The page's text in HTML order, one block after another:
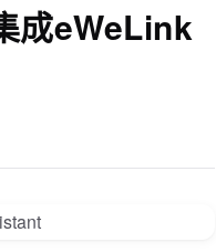
成eWeLink